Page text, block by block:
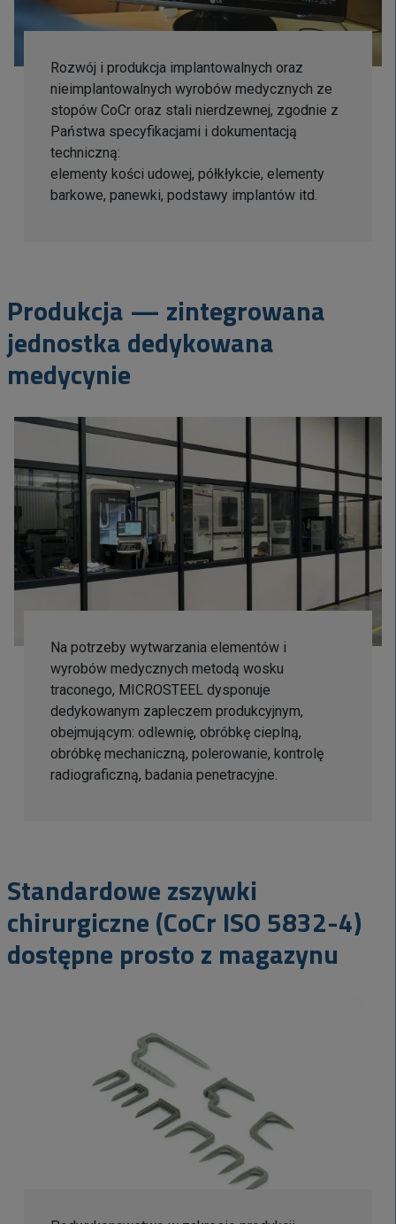
Rozwój i produkcja implantowalnych oraz
nieimplantowalnych wyrobów medycznych ze
stopów CoCr oraz stali nierdzewnej, zgodnie z
Państwa specyfikacjami i dokumentacją
techniczną:
elementy kości udowej, półkłykcie, elementy
barkowe, panewki, podstawy implantów itd.
Produkcja — zintegrowana
jednostka dedykowana
medycynie
Na potrzeby wytwarzania elementów i
wyrobów medycznych metodą wosku
traconego, MICROSTEEL dysponuje
dedykowanym zapleczem produkcyjnym,
obejmującym: odlewnię, obróbkę cieplną,
obróbkę mechaniczną, polerowanie, kontrolę
radiograficzną, badania penetracyjne.
Standardowe zszywki
chirurgiczne (CoCr ISO 5832-4)
dostępne prosto z magazynu